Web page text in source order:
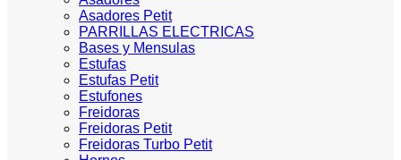
Asadores Petit
PARRILLAS ELECTRICAS
Bases y Mensulas
Estufas
Estufas Petit
Estufones
Freidoras
Freidoras Petit
Freidoras Turbo Petit